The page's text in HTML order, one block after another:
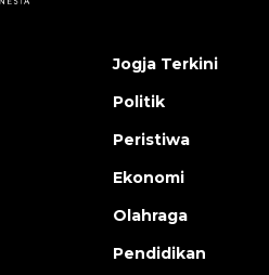
Jogja Terkini
Politik
Peristiwa
Ekonomi
Olahraga
Pendidikan